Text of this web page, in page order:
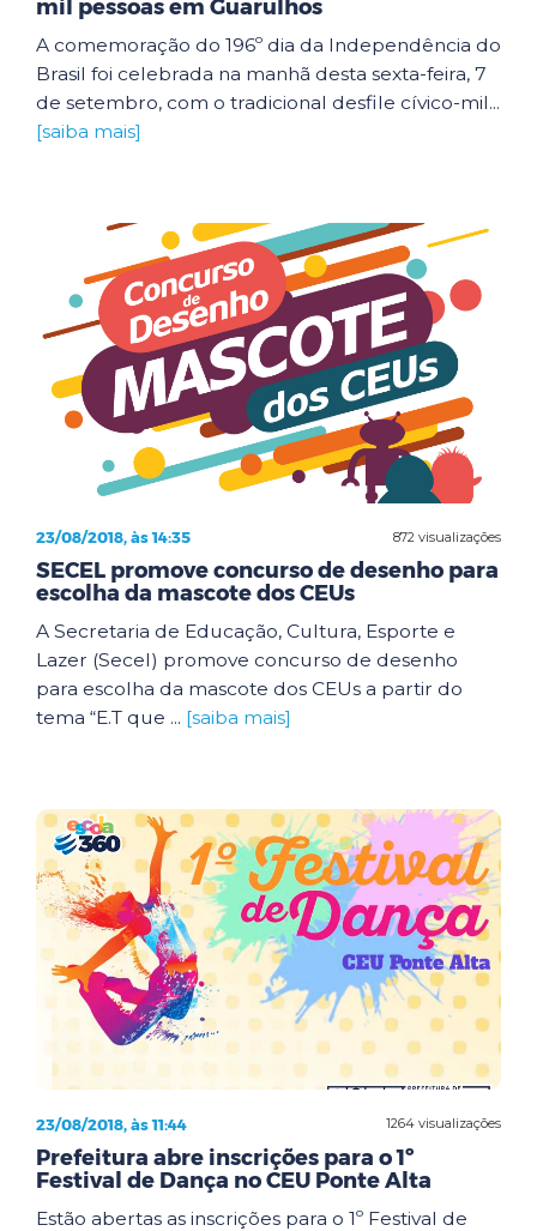
mil pessoas em Guarulhos
A comemoração do 196º dia da Independência do
Brasil foi celebrada na manhã desta sexta-feira, 7
de setembro, com o tradicional desfile cívico-mil...
[saiba mais]
872 visualizações
23/08/2018, às 14:35
SECEL promove concurso de desenho para
escolha da mascote dos CEUs
A Secretaria de Educação, Cultura, Esporte e
Lazer (Secel) promove concurso de desenho
para escolha da mascote dos CEUs a partir do
tema “E.T que ... [saiba mais]
1264 visualizações
23/08/2018, às 11:44
Prefeitura abre inscrições para o 1º
Festival de Dança no CEU Ponte Alta
Estão abertas as inscrições para o 1º Festival de